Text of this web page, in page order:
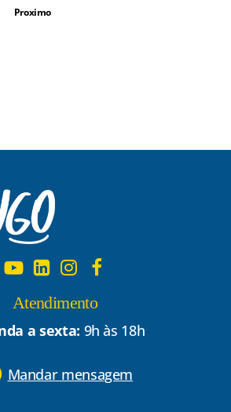
Proximo
Atendimento
a sexta: 9h às 18h
Mandar mensagem